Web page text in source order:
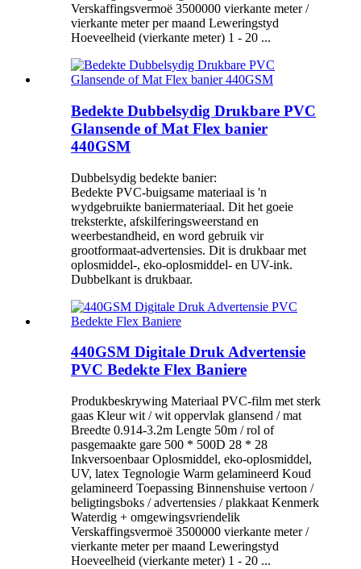
Verskaffingsvermoë 3500000 vierkante meter /
vierkante meter per maand Leweringstyd
Hoeveelheid (vierkante meter) 1 - 20 ...
Bedekte Dubbelsydig Drukbare PVC
Glansende of Mat Flex banier
440GSM
Dubbelsydig bedekte banier:
Bedekte PVC-buigsame materiaal is 'n
wydgebruikte baniermateriaal. Dit het goeie
treksterkte, afskilferingsweerstand en
weerbestandheid, en word gebruik vir
grootformaat-advertensies. Dit is drukbaar met
oplosmiddel-, eko-oplosmiddel- en UV-ink.
Dubbelkant is drukbaar.
440GSM Digitale Druk Advertensie
PVC Bedekte Flex Baniere
Produkbeskrywing Materiaal PVC-film met sterk
gaas Kleur wit / wit oppervlak glansend / mat
Breedte 0.914-3.2m Lengte 50m / rol of
pasgemaakte gare 500 * 500D 28 * 28
Inkversoenbaar Oplosmiddel, eko-oplosmiddel,
UV, latex Tegnologie Warm gelamineerd Koud
gelamineerd Toepassing Binnenshuise vertoon /
beligtingsboks / advertensies / plakkaat Kenmerk
Waterdig + omgewingsvriendelik
Verskaffingsvermoë 3500000 vierkante meter /
vierkante meter per maand Leweringstyd
Hoeveelheid (vierkante meter) 1 - 20 ...